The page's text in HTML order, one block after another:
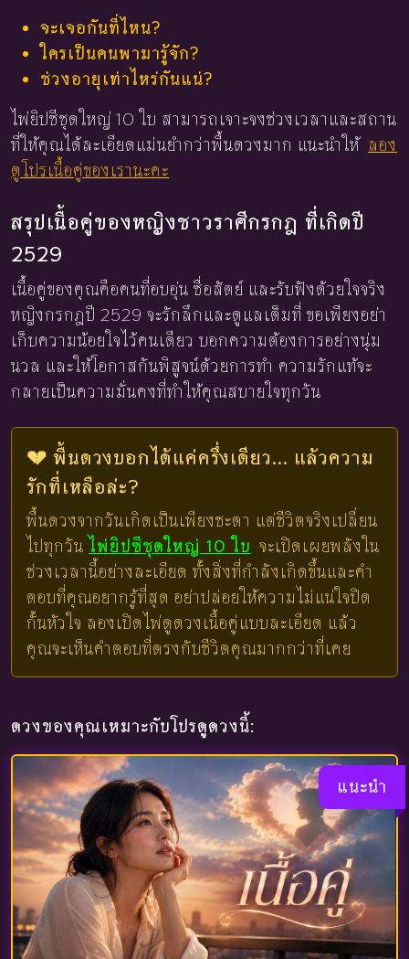
จะเจอกันที่ไหน?
ใครเป็นคนพามารู้จัก?
ช่วงอายุเท่าไหร่กันแน่?
ไพ่ยิปซีชุดใหญ่ 10 ใบ สามารถเจาะจงช่วงเวลาและสถาน
ที่ให้คุณได้ละเอียดแม่นยำกว่าพื้นดวงมาก แนะนำให้ ลอง
ดูโปรเนื้อคู่ของเรานะคะ
สรุปเนื้อคู่ของหญิงชาวราศีกรกฎ ที่เกิดปี
2529
เนื้อคู่ของคุณคือคนที่อบอุ่น ซื่อสัตย์ และรับฟังด้วยใจจริง
หญิงกรกฎปี 2529 จะรักลึกและดูแลเต็มที่ ขอเพียงอย่า
เก็บความน้อยใจไว้คนเดียว บอกความต้องการอย่างนุ่ม
นวล และให้โอกาสกันพิสูจน์ด้วยการทำ ความรักแท้จะ
กลายเป็นความมั่นคงที่ทำให้คุณสบายใจทุกวัน
💔 พื้นดวงบอกได้แค่ครึ่งเดียว... แล้วความ
รักที่เหลือล่ะ?
พื้นดวงจากวันเกิดเป็นเพียงชะตา แต่ชีวิตจริงเปลี่ยน
ไปทุกวัน ไพ่ยิปซีชุดใหญ่ 10 ใบ จะเปิดเผยพลังใน
ช่วงเวลานี้อย่างละเอียด ทั้งสิ่งที่กำลังเกิดขึ้นและคำ
ตอบที่คุณอยากรู้ที่สุด อย่าปล่อยให้ความไม่แน่ใจปิด
กั้นหัวใจ ลองเปิดไพ่ดูดวงเนื้อคู่แบบละเอียด แล้ว
คุณจะเห็นคำตอบที่ตรงกับชีวิตคุณมากกว่าที่เคย
ดวงของคุณเหมาะกับโปรดูดวงนี้:
แนะนำ